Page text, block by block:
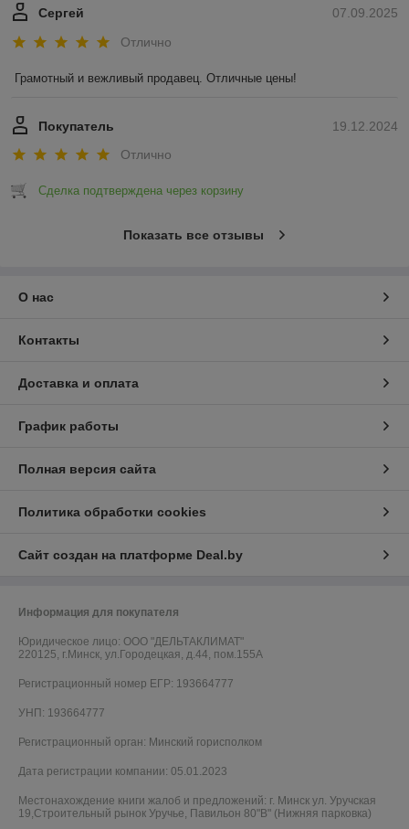
07.09.2025
Сергей
Отлично
Грамотный и вежливый продавец. Отличные цены!
19.12.2024
Покупатель
Отлично
Сделка подтверждена через корзину
Показать все отзывы
О нас
Контакты
Доставка и оплата
График работы
Полная версия сайта
Политика обработки cookies
Сайт создан на платформе Deal.by
Информация для покупателя
Юридическое лицо: ООО "ДЕЛЬТАКЛИМАТ"
220125, г.Минск, ул.Городецкая, д.44, пом.155А
Регистрационный номер ЕГР: 193664777
УНП: 193664777
Регистрационный орган: Минский горисполком
Дата регистрации компании: 05.01.2023
Местонахождение книги жалоб и предложений: г. Минск ул. Уручская
19,Строительный рынок Уручье, Павильон 80"В" (Нижняя парковка)